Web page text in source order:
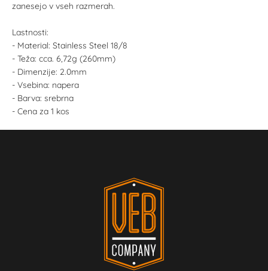
zanesejo v vseh razmerah.
Lastnosti:
- Material: Stainless Steel 18/8
- Teža: cca. 6,72g (260mm)
- Dimenzije: 2.0mm
- Vsebina: napera
- Barva: srebrna
- Cena za 1 kos